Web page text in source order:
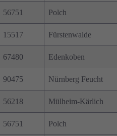
56751 Polch
15517 Fürstenwalde
67480 Edenkoben
90475 Nürnberg Feucht
56218 Mülheim-Kärlich
56751 Polch